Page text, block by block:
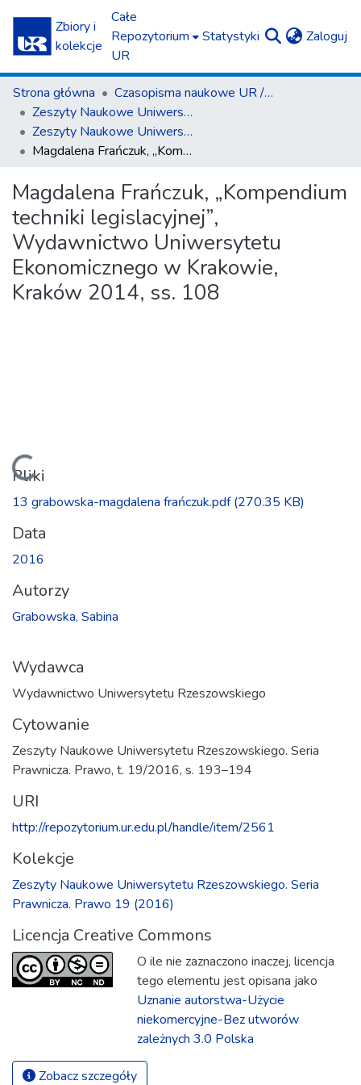
Zbiory i
kolekcje
Całe
Repozytorium
UR
Statystyki Zaloguj
Strona główna
Czasopisma naukowe UR / Scientific Journals
Zeszyty Naukowe Uniwersytetu Rzeszowskiego. Seria Prawnicza. Prawo
Zeszyty Naukowe Uniwersytetu Rzeszowskiego. Seria Prawnicza. Prawo 19 (2016)
Magdalena Frańczuk, „Kompendium techniki legislacyjnej”, Wydawnictwo Uniwersytetu Ekonomicznego w Krakowie, Kraków 2014, ss. 108
Magdalena Frańczuk, „Kompendium
techniki legislacyjnej”,
Wydawnictwo Uniwersytetu
Ekonomicznego w Krakowie,
Kraków 2014, ss. 108
Ładowanie...
Pliki
13 grabowska-magdalena frańczuk.pdf(270.35 KB)
Data
2016
Autorzy
Grabowska, Sabina
Wydawca
Wydawnictwo Uniwersytetu Rzeszowskiego
Cytowanie
Zeszyty Naukowe Uniwersytetu Rzeszowskiego. Seria
Prawnicza. Prawo, t. 19/2016, s. 193–194
URI
http://repozytorium.ur.edu.pl/handle/item/2561
Kolekcje
Zeszyty Naukowe Uniwersytetu Rzeszowskiego. Seria
Prawnicza. Prawo 19 (2016)
Licencja Creative Commons
O ile nie zaznaczono inaczej, licencja
tego elementu jest opisana jako
Uznanie autorstwa-Użycie
niekomercyjne-Bez utworów
zależnych 3.0 Polska
Zobacz szczegóły